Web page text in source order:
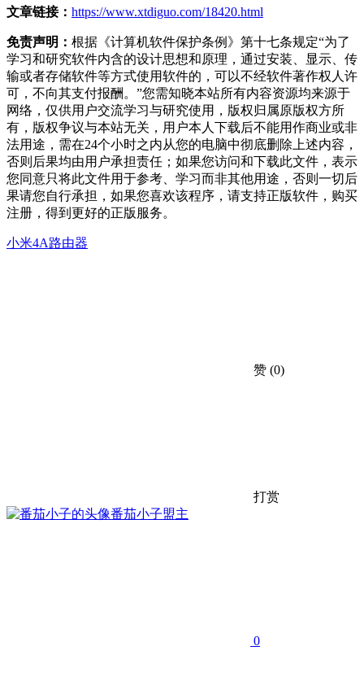
文章链接： https://www.xtdiguo.com/18420.html
免责声明： 根据《计算机软件保护条例》第十七条规定“为了
学习和研究软件内含的设计思想和原理，通过安装、显示、传
输或者存储软件等方式使用软件的，可以不经软件著作权人许
可，不向其支付报酬。”您需知晓本站所有内容资源均来源于
网络，仅供用户交流学习与研究使用，版权归属原版权方所
有，版权争议与本站无关，用户本人下载后不能用作商业或非
法用途，需在24个小时之内从您的电脑中彻底删除上述内容，
否则后果均由用户承担责任；如果您访问和下载此文件，表示
您同意只将此文件用于参考、学习而非其他用途，否则一切后
果请您自行承担，如果您喜欢该程序，请支持正版软件，购买
注册，得到更好的正版服务。
小米4A路由器
赞 (0)
打赏
番茄小子盟主
0